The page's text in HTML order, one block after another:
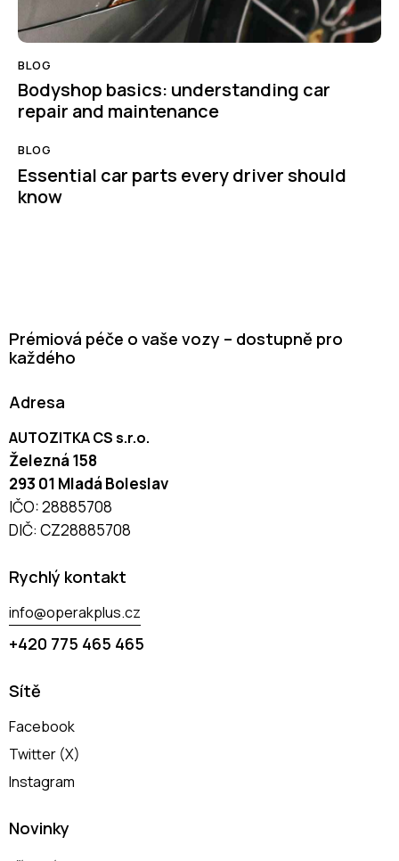
BLOG
Bodyshop basics: understanding car
repair and maintenance
BLOG
Essential car parts every driver should
know
Prémiová péče o vaše vozy – dostupně pro
každého
Adresa
AUTOZITKA CS s.r.o.
Železná 158
293 01 Mladá Boleslav
IČO: 28885708
DIČ: CZ28885708
Rychlý kontakt
info@operakplus.cz
+420 775 465 465
Sítě
Facebook
Twitter (X)
Instagram
Novinky